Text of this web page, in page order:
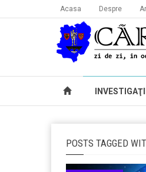
Acasa Despre
INVESTIGAŢII
POSTS TAGGED